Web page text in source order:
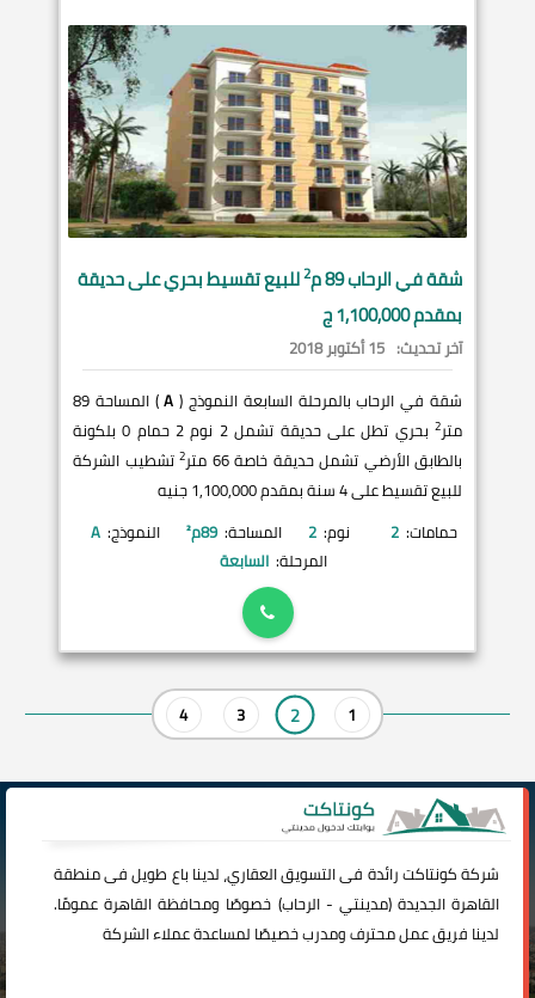
شقة فيالرحاب89 م 2للبيع تقسيط بحري على حديقة
بمقدم 1,100,000 ج
آخر تحديث: 15 أكتوبر 2018
شقة في الرحاب بالمرحلة السابعة النموذج ( A
) المساحة 89
متر2
بحري تطل على حديقة تشمل 2 نوم 2 حمام 0 بلكونة
بالطابق الأرضي تشمل حديقة خاصة 66 متر
2 تشطيب الشركة
للبيع تقسيط على 4 سنة بمقدم 1,100,000 جنيه
حمامات: 2 نوم: 2 المساحة: 89م² النموذج: A
المرحلة: السابعة
1
2
3
4
شركةكونتاكترائدة فى التسويق العقاري، لدينا باع طويل فى منطقة
القاهرة الجديدة (مدينتي -الرحاب) خصوصًا ومحافظة القاهرة عمومًا.
لدينا فريق عمل محترف ومدرب خصيصًا لمساعدة عملاء الشركة